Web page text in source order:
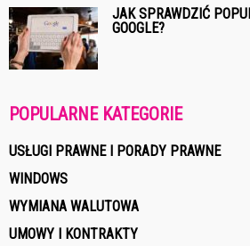
JAK SPRAWDZIĆ
GOOGLE?
POPULARNE KATEGORIE
USŁUGI PRAWNE I PORADY PRAWNE
WINDOWS
WYMIANA WALUTOWA
UMOWY I KONTRAKTY